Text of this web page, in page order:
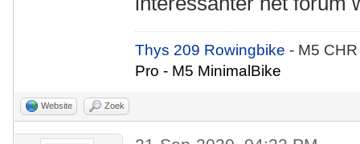
Thys 209 Rowingbike- M5
Pro - M5 MinimalBike
Website Zoek